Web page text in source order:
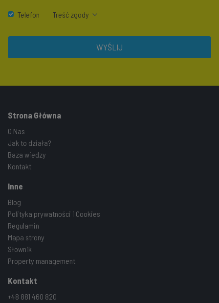
Telefon Treść zgody
WYŚLIJ
Strona Główna
O Nas
Jak to działa?
Baza wiedzy
Kontakt
Inne
Blog
Polityka prywatności i Cookies
Regulamin
Mapa strony
Słownik
Property management
Kontakt
+48 881 460 820